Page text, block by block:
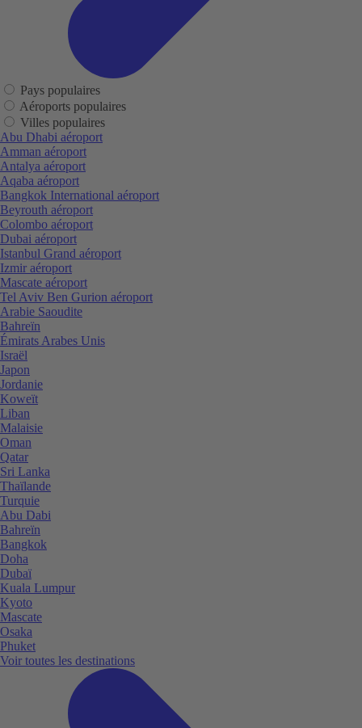
Pays populaires
Aéroports populaires
Villes populaires
Abu Dhabi aéroport
Amman aéroport
Antalya aéroport
Aqaba aéroport
Bangkok International aéroport
Beyrouth aéroport
Colombo aéroport
Dubai aéroport
Istanbul Grand aéroport
Izmir aéroport
Mascate aéroport
Tel Aviv Ben Gurion aéroport
Arabie Saoudite
Bahreïn
Émirats Arabes Unis
Israël
Japon
Jordanie
Koweït
Liban
Malaisie
Oman
Qatar
Sri Lanka
Thaïlande
Turquie
Abu Dabi
Bahreïn
Bangkok
Doha
Dubaï
Kuala Lumpur
Kyoto
Mascate
Osaka
Phuket
Voir toutes les destinations